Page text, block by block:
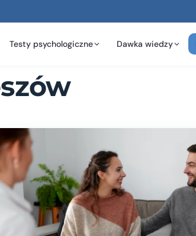
Testy psychologiczne Dawka wiedzy